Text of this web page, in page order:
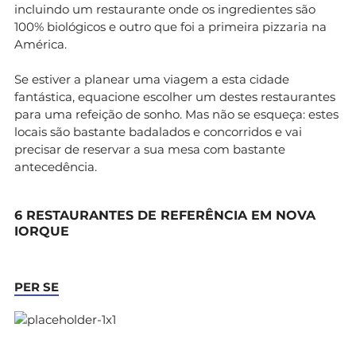
incluindo um restaurante onde os ingredientes são
100% biológicos e outro que foi a primeira pizzaria na
América.
Se estiver a planear uma viagem a esta cidade
fantástica, equacione escolher um destes restaurantes
para uma refeição de sonho. Mas não se esqueça: estes
locais são bastante badalados e concorridos e vai
precisar de reservar a sua mesa com bastante
antecedência.
6 RESTAURANTES DE REFERÊNCIA EM NOVA
IORQUE
PER SE